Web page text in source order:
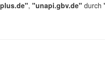
, "unapi.gbv.de" durch